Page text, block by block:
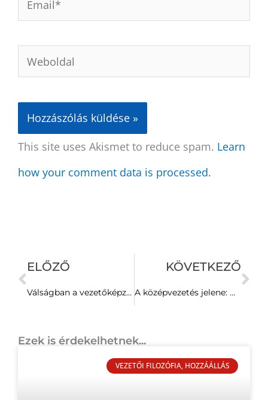
Weboldal
This site uses Akismet to reduce spam. Learn
how your comment data is processed.
Előző
ELŐZŐ
Válságban a vezetőképzés! – Mi lehet a kiút a Forbes szerint?
KÖVETKEZŐ
A középvezetés jelene: Mission Impossible
Ezek is érdekelhetnek...
VEZETŐI FILOZÓFIA, HOZZÁÁLLÁS